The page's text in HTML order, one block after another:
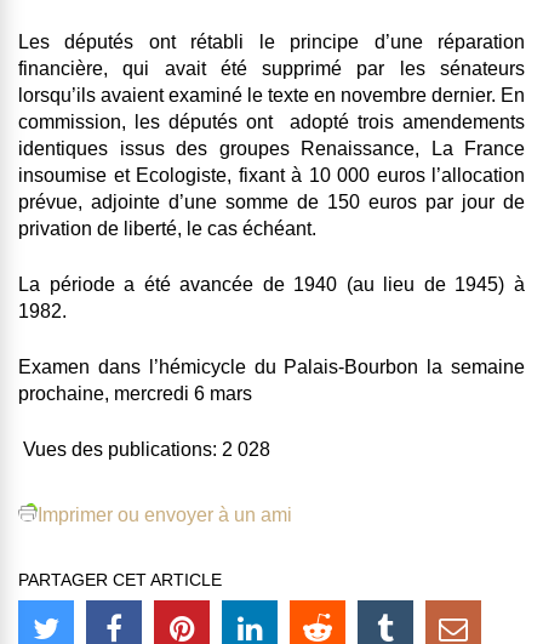
Les députés ont rétabli le principe d’une réparation
financière, qui avait été supprimé par les sénateurs
lorsqu’ils avaient examiné le texte en novembre dernier. En
commission, les députés ont adopté trois amendements
identiques issus des groupes Renaissance, La France
insoumise et Ecologiste, fixant à 10 000 euros l’allocation
prévue, adjointe d’une somme de 150 euros par jour de
privation de liberté, le cas échéant.
La période a été avancée de 1940 (au lieu de 1945) à
1982.
Examen dans l’hémicycle du Palais-Bourbon la semaine
prochaine, mercredi 6 mars
Vues des publications: 2 028
Imprimer ou envoyer à un ami
PARTAGER CET ARTICLE